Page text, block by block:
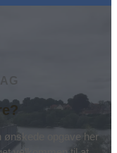
ønskede opgave her